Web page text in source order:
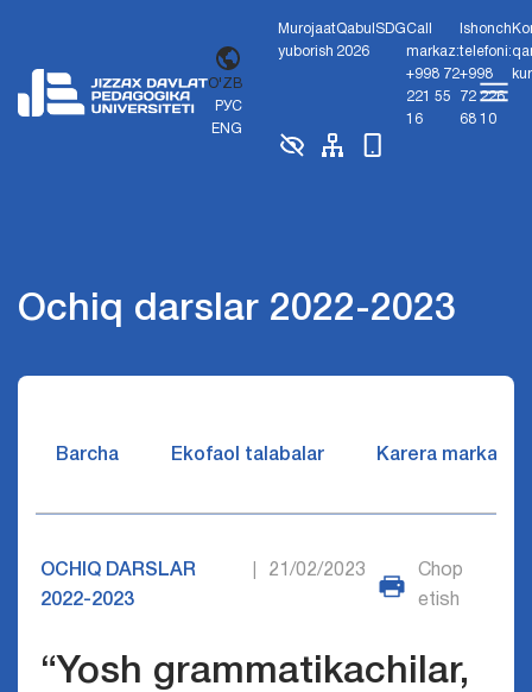
O'ZB
РУС
ENG
Murojaat
yuborish
Qabul
2026
SDGCall
markaz:
+998 72
221 55
16
Ishonch
telefoni:
+998
72 226
68 10
Ochiq darslar 2022-2023
Barcha Ekofaol talabalar Karera markazi
OCHIQ DARSLAR
2022-2023
21/02/2023
Chop
etish
“Yosh grammatikachilar,